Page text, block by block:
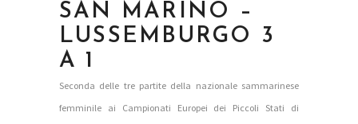
SAN MARINO –
LUSSEMBURGO 3
A 1
Seconda delle tre partite della nazionale sammarinese
femminile ai Campionati Europei dei Piccoli Stati di